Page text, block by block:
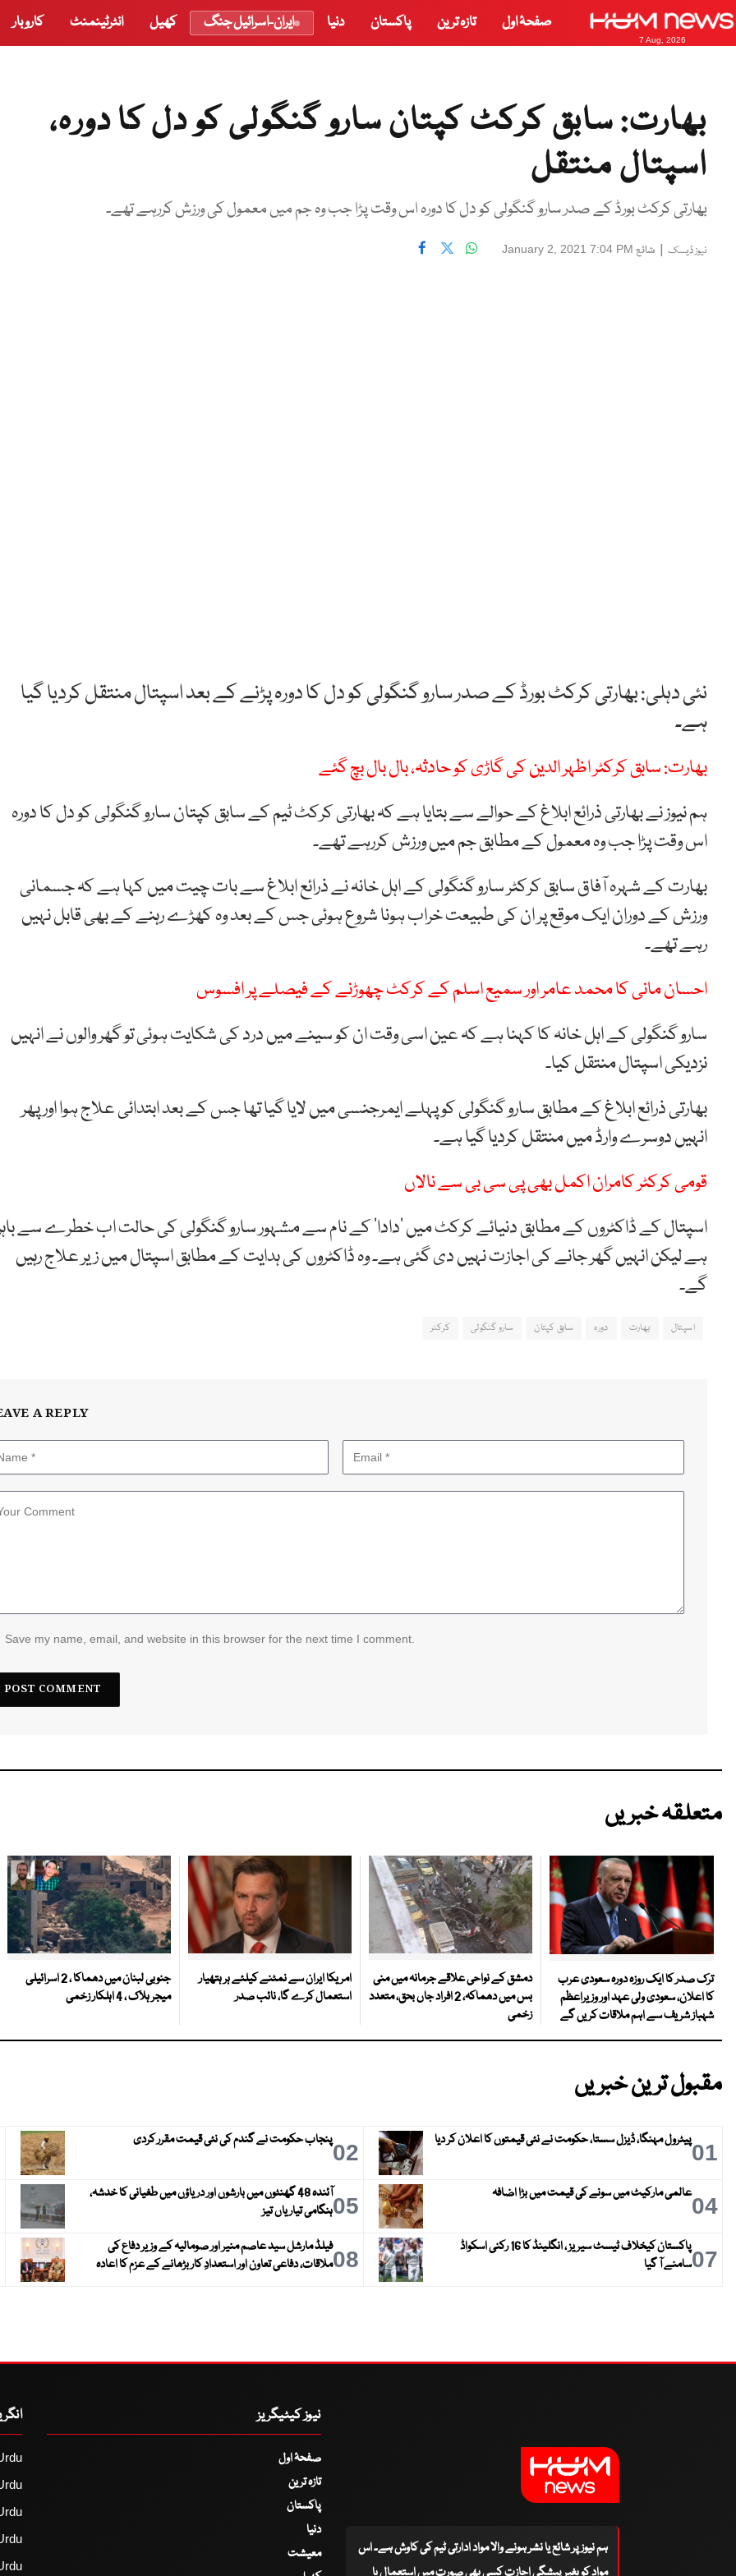
7 Aug, 2026
صفحۂ اول تازہ ترین پاکستان دنیا ایران-اسرائیل جنگ کھیل انٹرٹینمنٹ کاروبار
بھارت: سابق کرکٹ کپتان سارو گنگولی کو دل کا دورہ،
اسپتال منتقل
بھارتی کرکٹ بورڈ کے صدر سارو گنگولی کو دل کا دورہ اس وقت پڑا جب وہ جم میں معمول کی ورزش کررہے تھے۔
نیوز ڈیسک | شائع January 2, 2021 7:04 PM
نئی دہلی: بھارتی کرکٹ بورڈ کے صدر سارو گنگولی کو دل کا دورہ پڑنے کے بعد اسپتال منتقل کردیا گیا
ہے۔
بھارت: سابق کرکٹر اظہر الدین کی گاڑی کو حادثہ، بال بال بچ گئے
ہم نیوز نے بھارتی ذرائع ابلاغ کے حوالے سے بتایا ہے کہ بھارتی کرکٹ ٹیم کے سابق کپتان سارو گنگولی کو دل کا دورہ
اس وقت پڑا جب وہ معمول کے مطابق جم میں ورزش کررہے تھے۔
بھارت کے شہرہ آفاق سابق کرکٹر سارو گنگولی کے اہل خانہ نے ذرائع ابلاغ سے بات چیت میں کہا ہے کہ جسمانی
ورزش کے دوران ایک موقع پر ان کی طبیعت خراب ہونا شروع ہوئی جس کے بعد وہ کھڑے رہنے کے بھی قابل نہیں
رہے تھے۔
احسان مانی کا محمد عامر اور سمیع اسلم کے کرکٹ چھوڑنے کے فیصلے پر افسوس
سارو گنگولی کے اہل خانہ کا کہنا ہے کہ عین اسی وقت ان کو سینے میں درد کی شکایت ہوئی تو گھر والوں نے انہیں
نزدیکی اسپتال منتقل کیا۔
بھارتی ذرائع ابلاغ کے مطابق سارو گنگولی کو پہلے ایمرجنسی میں لایا گیا تھا جس کے بعد ابتدائی علاج ہوا اور پھر
انہیں دوسرے وارڈ میں منتقل کردیا گیا ہے۔
قومی کرکٹر کامران اکمل بھی پی سی بی سے نالاں
اسپتال کے ڈاکٹروں کے مطابق دنیائے کرکٹ میں ’دادا‘ کے نام سے مشہور سارو گنگولی کی حالت اب خطرے سے
ہے لیکن انہیں گھر جانے کی اجازت نہیں دی گئی ہے۔ وہ ڈاکٹروں کی ہدایت کے مطابق اسپتال میں زیر علاج رہیں
گے۔
اسپتال بھارت دورہ سابق کپتان سارو گنگولی کرکٹر
A REPLY
Save my name, email, and website in this browser for the next time I comment.
متعلقہ خبریں
ترک صدر کا ایک روزہ دورہ سعودی عرب
کا اعلان، سعودی ولی عہد اور وزیراعظم
شہباز شریف سے اہم ملاقات کریں گے
دمشق کے نواحی علاقے جرمانہ میں منی
بس میں دھماکہ، 2 افراد جاں بحق، متعدد
زخمی
امریکا ایران سے نمٹنے کیلئے ہر ہتھیار
استعمال کرے گا، نائب صدر
جنوبی لبنان میں دھماکا ، 2 اسرائیلی
میجر ہلاک ، 4 اہلکار زخمی
مقبول ترین خبریں
01پیٹرول مہنگا، ڈیزل سستا، حکومت نے نئی قیمتوں کا اعلان کر دیا 02پنجاب حکومت نے گندم کی نئی قیمت مقرر کردی
04عالمی مارکیٹ میں سونے کی قیمت میں بڑا اضافہ 05
آئندہ 48 گھنٹوں میں بارشوں اور دریاؤں میں طغیانی کا خدشہ،
ہنگامی تیاریاں تیز
07
پاکستان کیخلاف ٹیسٹ سیریز ، انگلینڈ کا 16 رکنی اسکواڈ
سامنے آ گیا
08فیلڈ مارشل سید عاصم منیر اور صومالیہ کے وزیر دفاع کی
ملاقات، دفاعی تعاون اور استعدادِ کار بڑھانے کے عزم کا اعادہ
ہم نیوز پر شائع یا نشر ہونے والا مواد ادارتی ٹیم کی کاوش ہے۔ اس
نیوز کیٹیگریز
صفحۂ اول
تازہ ترین
پاکستان
دنیا
معیشت